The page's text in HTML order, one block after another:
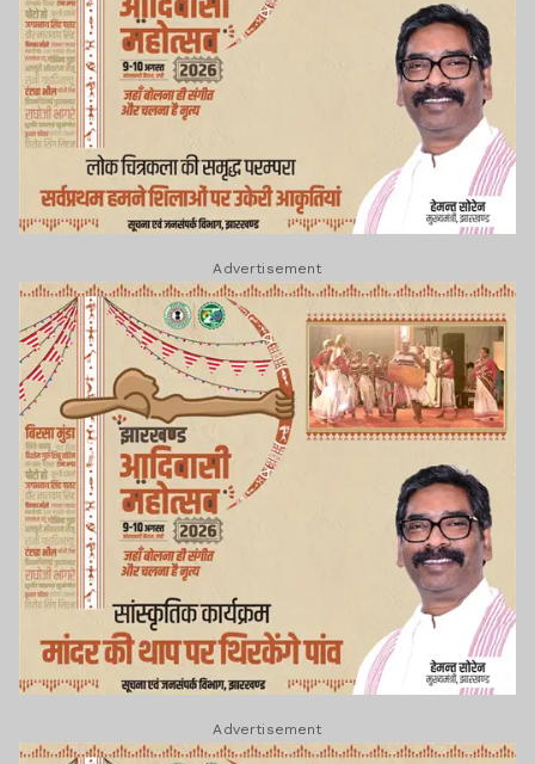
Advertisement
Advertisement